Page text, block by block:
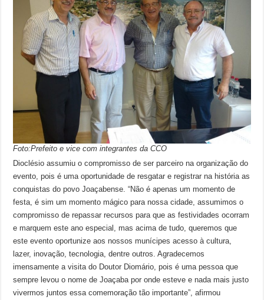
Foto:Prefeito e vice com integrantes da CCO
Dioclésio assumiu o compromisso de ser parceiro na organização do
evento, pois é uma oportunidade de resgatar e registrar na história as
conquistas do povo Joaçabense. “Não é apenas um momento de
festa, é sim um momento mágico para nossa cidade, assumimos o
compromisso de repassar recursos para que as festividades ocorram
e marquem este ano especial, mas acima de tudo, queremos que
este evento oportunize aos nossos munícipes acesso à cultura,
lazer, inovação, tecnologia, dentre outros. Agradecemos
imensamente a visita do Doutor Diomário, pois é uma pessoa que
sempre levou o nome de Joaçaba por onde esteve e nada mais justo
vivermos juntos essa comemoração tão importante”, afirmou